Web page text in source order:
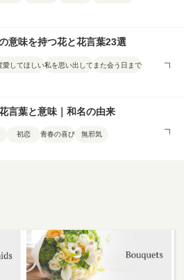
意味を持つ花と花言葉23選
愛してほしい私を思い出して また会う日まで
言葉と意味｜和名の由来
初恋 青春の喜び 無邪気